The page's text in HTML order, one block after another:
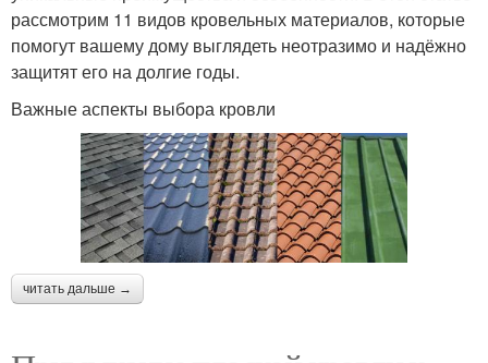
рассмотрим 11 видов кровельных материалов, которые
помогут вашему дому выглядеть неотразимо и надёжно
защитят его на долгие годы.
Важные аспекты выбора кровли
читать дальше →